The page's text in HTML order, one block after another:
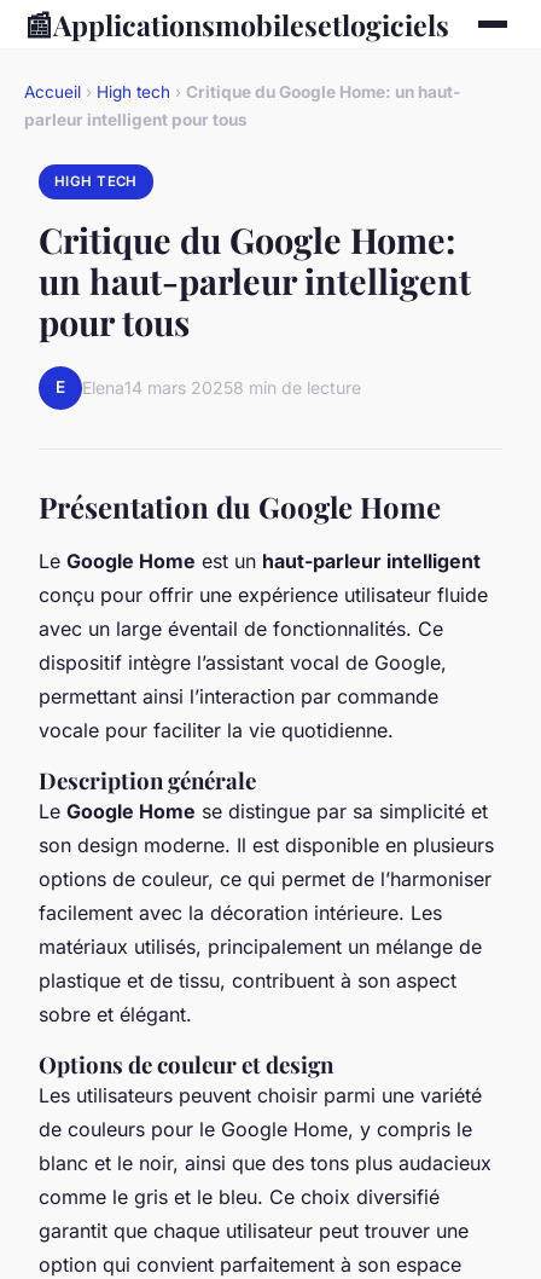
📰Applicationsmobilesetlogiciels
Accueil › High tech › Critique du Google Home: un haut-
parleur intelligent pour tous
HIGH TECH
Critique du Google Home:
un haut-parleur intelligent
pour tous
E Elena14 mars 20258 min de lecture
Présentation du Google Home
Le Google Home est un haut-parleur intelligent
conçu pour offrir une expérience utilisateur fluide
avec un large éventail de fonctionnalités. Ce
dispositif intègre l’assistant vocal de Google,
permettant ainsi l’interaction par commande
vocale pour faciliter la vie quotidienne.
Description générale
Le Google Home se distingue par sa simplicité et
son design moderne. Il est disponible en plusieurs
options de couleur, ce qui permet de l’harmoniser
facilement avec la décoration intérieure. Les
matériaux utilisés, principalement un mélange de
plastique et de tissu, contribuent à son aspect
sobre et élégant.
Options de couleur et design
Les utilisateurs peuvent choisir parmi une variété
de couleurs pour le Google Home, y compris le
blanc et le noir, ainsi que des tons plus audacieux
comme le gris et le bleu. Ce choix diversifié
garantit que chaque utilisateur peut trouver une
option qui convient parfaitement à son espace